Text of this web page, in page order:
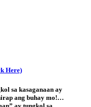
Here)
sa kasaganaan ay
ang buhay mo!…